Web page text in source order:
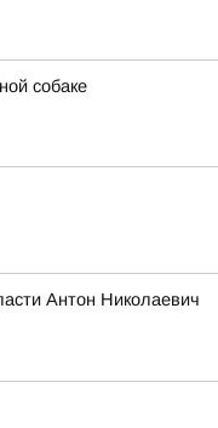
собаке
Антон Николаевич